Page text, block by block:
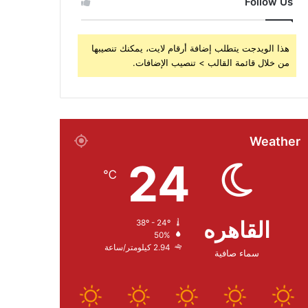
هذا الويدجت يتطلب إضافة أرقام لايت، يمكنك تنصيبها
من خلال قائمة القالب > تنصيب الإضافات.
Weather
القاهره
سماء صافية
24
℃
50%
2.94 كيلومتر/ساعة